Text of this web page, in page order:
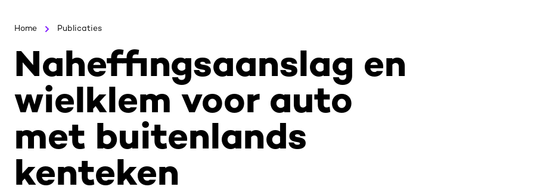
Home Publicaties
Naheffingsaanslag en
wielklem voor auto
met buitenlands
kenteken